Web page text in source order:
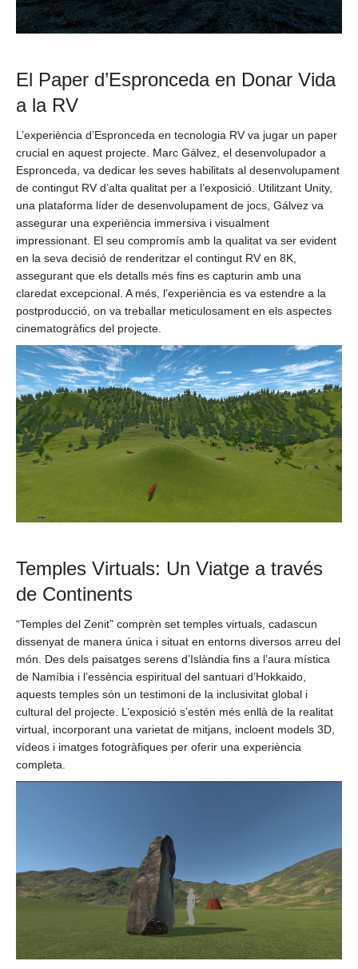
El Paper d’Espronceda en Donar Vida
a la RV
L’experiència d’Espronceda en tecnologia RV va jugar un paper
crucial en aquest projecte. Marc Gálvez, el desenvolupador a
Espronceda, va dedicar les seves habilitats al desenvolupament
de contingut RV d’alta qualitat per a l’exposició. Utilitzant Unity,
una plataforma líder de desenvolupament de jocs, Gálvez va
assegurar una experiència immersiva i visualment
impressionant. El seu compromís amb la qualitat va ser evident
en la seva decisió de renderitzar el contingut RV en 8K,
assegurant que els detalls més fins es capturin amb una
claredat excepcional. A més, l’experiència es va estendre a la
postproducció, on va treballar meticulosament en els aspectes
cinematogràfics del projecte.
Temples Virtuals: Un Viatge a través
de Continents
“Temples del Zenit” comprèn set temples virtuals, cadascun
dissenyat de manera única i situat en entorns diversos arreu del
món. Des dels paisatges serens d’Islàndia fins a l’aura mística
de Namíbia i l’essència espiritual del santuari d’Hokkaido,
aquests temples són un testimoni de la inclusivitat global i
cultural del projecte. L’exposició s’estén més enllà de la realitat
virtual, incorporant una varietat de mitjans, incloent models 3D,
vídeos i imatges fotogràfiques per oferir una experiència
completa.